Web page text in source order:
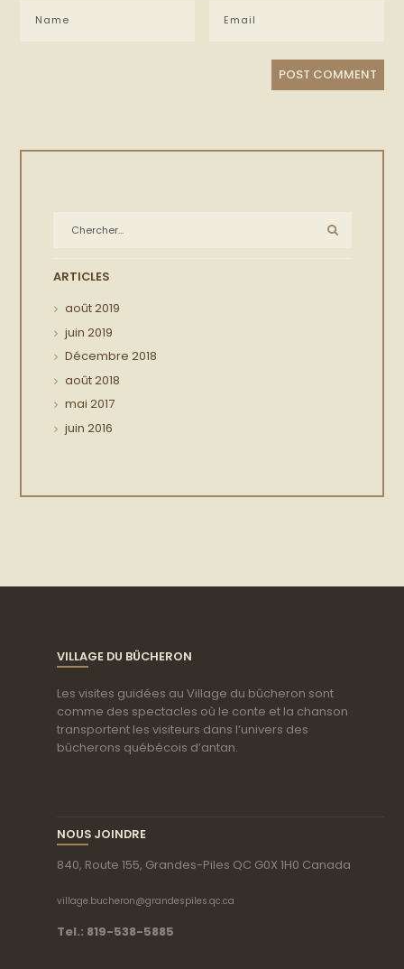
ARTICLES
août2019
juin 2019
Décembre 2018
août2018
mai 2017
juin 2016
VILLAGE DU BÛCHERON
Les visites guidées au Village du bûcheron sont
comme des spectacles où le conte et la chanson
transportent les visiteurs dans l’univers des
bûcherons québécois d’antan.
NOUS JOINDRE
840, Route 155, Grandes-Piles QC G0X 1H0 Canada
village.bucheron@grandespiles.qc.ca
Tel.: 819-538-5885